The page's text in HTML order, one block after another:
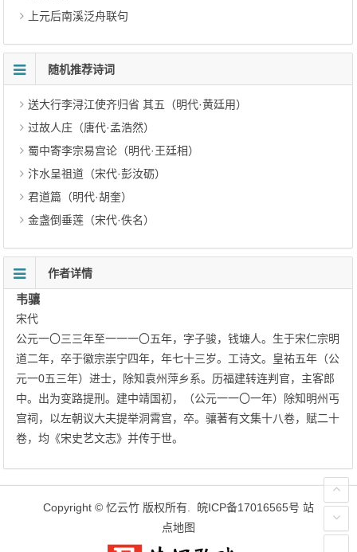
上元后南溪泛舟联句
随机推荐诗词
送大行李浔江使齐归省 其五（明代·黄廷用）
过故人庄（唐代·孟浩然）
蜀中寄李宗易宫论（明代·王廷相）
汴水呈祖道（宋代·彭汝砺）
君道篇（明代·胡奎）
金盏倒垂莲（宋代·佚名）
作者详情
韦骧
宋代
公元一〇三三年至一一一〇五年，字子骏，钱塘人。生于宋仁宗明
道二年，卒于徽宗崇宁四年，年七十三岁。工诗文。皇祐五年（公
元一0五三年）进士，除知袁州萍乡系。历福建转连判官，主客郎
中。出为变路提刑。建中靖国初，（公元一一〇一年）除知明州丐
宫祠，以左朝议大夫提举洞霄宫，卒。骧著有文集十八卷，赋二十
卷，均《宋史艺文志》并传于世。
Copyright © 忆云竹 版权所有. 皖ICP备17016565号 站
点地图